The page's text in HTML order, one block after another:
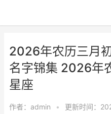
2026年农历三月
名字锦集 2026年
星座
作者： admin • 更新时间：